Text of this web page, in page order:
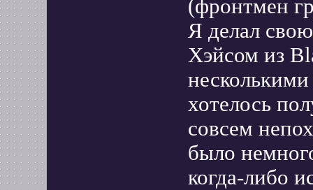
(фронтмен
Я делал
Хэйсом из
хотелось
совсем
было
когда-либо